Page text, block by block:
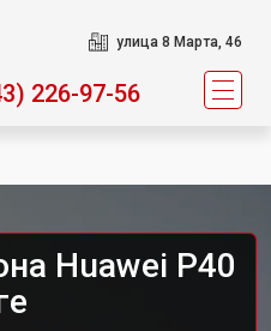
улица 8 Марта, 46
226-97-56
Huawei P40